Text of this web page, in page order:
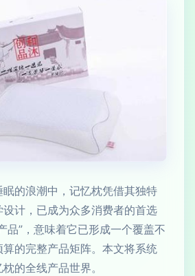
的浪潮中，记忆枕凭借其独特
计，已成为众多消费者的首选
品”，意味着它已形成一个覆盖不
的完整产品矩阵。本文将系统
的全线产品世界。